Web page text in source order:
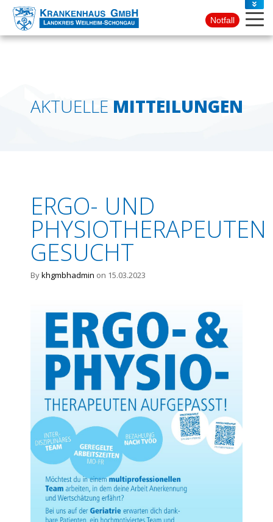
PRESSE
KONTAKT
Notfall
AKTUELLE MITTEILUNGEN
ERGO- UND
PHYSIOTHERAPEUTEN
GESUCHT
Bykhgmbhadmin on 15.03.2023